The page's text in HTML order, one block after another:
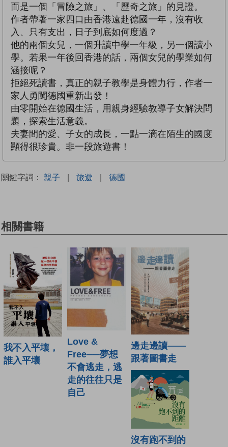
而是一個「冒險之旅」、「歷奇之旅」的見證。
作者帶著一家四口由香港遠赴德國一年，沒有收
入、只有支出，日子到底如何度過？
他的兩個女兒，一個升讀中學一年級，另一個讀小
學。若果一年後回香港的話，兩個女兒的學業如何
涵接呢？
拒絕死讀書，真正的親子教學是身體力行，作者一
家人勇闖德國重新出發！
由零開始在德國生活，用親身經驗教導子女解決問
題，探索生活意義。
夫妻間的愛、子女的成長，一點一滴在陌生的國度
顯得很珍貴。非一段旅遊書！
關鍵字詞： 親子 | 旅遊 | 德國
相關書籍
我不入平壤，
誰入平壤
Love &
Free──夢想
不會逃走，逃
走的往往只是
自己
邊走邊讀——
跟著圖書走
沒有跑不到的